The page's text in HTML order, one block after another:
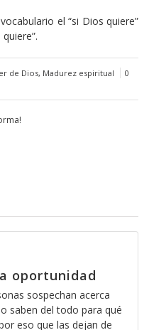
el “si Dios quiere”
de Dios, Madurez espiritual
0
oportunidad
sospechan acerca
saben del todo para qué
eso que las dejan de